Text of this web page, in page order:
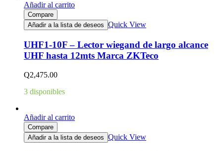
Añadir al carrito
Compare
Añadir a la lista de deseos Quick View
UHF1-10F – Lector wiegand de largo alcance
UHF hasta 12mts Marca ZKTeco
Q2,475.00
3 disponibles
Añadir al carrito
Compare
Añadir a la lista de deseos Quick View